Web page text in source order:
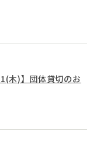
木)】団体貸切のお